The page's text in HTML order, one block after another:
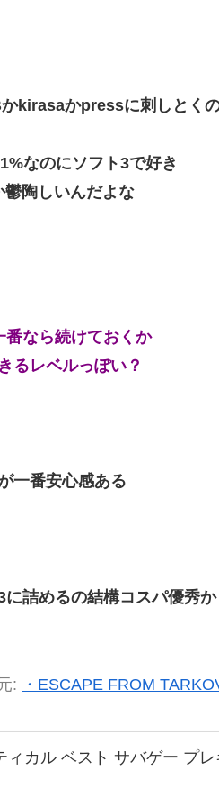
kirasaかpressに刺しとく
なのにソフト3で好き
陶しいんだよな
なら続けておくか
るレベルっぽい？
一番安心感ある
詰めるの結構コスパ優秀か
: ・ESCAPE FROM
カル ベスト サバゲー プレ